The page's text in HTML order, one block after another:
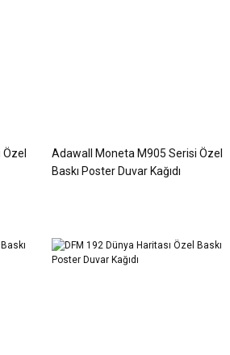
Adawall Moneta M905 Serisi Özel
Baskı Poster Duvar Kağıdı